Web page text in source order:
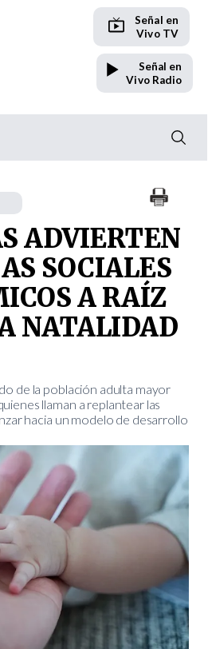
Señal en
Vivo TV
Señal en
Vivo Radio
ADVIERTEN
SOCIALES
A RAÍZ
NATALIDAD
de la población adulta mayor
llaman a replantear las
hacia un modelo de desarrollo